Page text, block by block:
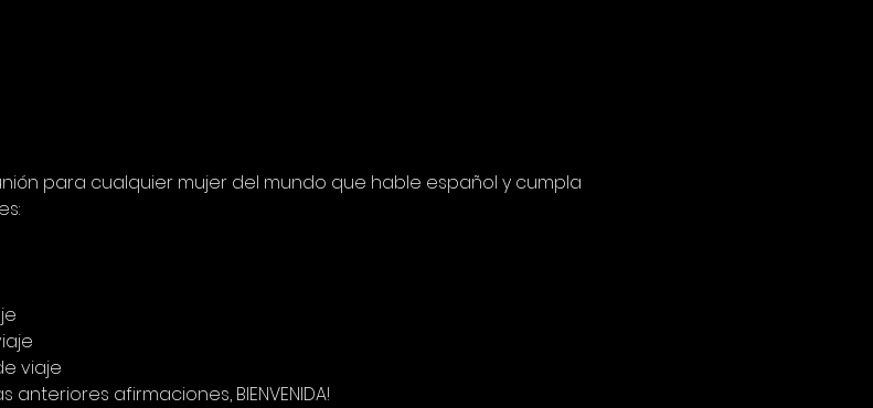
para cualquier mujer del mundo que hable español y cumpla
viaje
afirmaciones, BIENVENIDA!